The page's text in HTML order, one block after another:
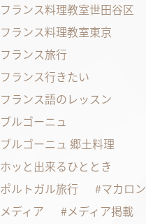
フランス料理教室世田谷区
フランス料理教室東京
フランス旅行
フランス行きたい
フランス語のレッスン
ブルゴーニュ
ブルゴーニュ 郷土料理
ホッと出来るひととき
ポルトガル旅行
マカロン
メディア
メディア掲載